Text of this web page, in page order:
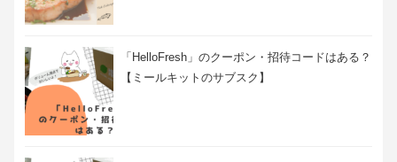
「HelloFresh」のクーポン・招待コードはある？
【ミールキットのサブスク】